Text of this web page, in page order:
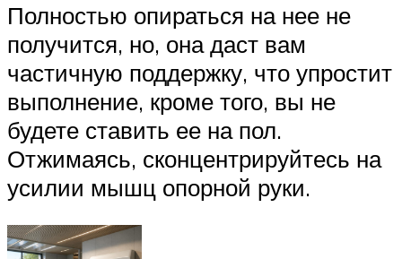
Полностью опираться на нее не
получится, но, она даст вам
частичную поддержку, что упростит
выполнение, кроме того, вы не
будете ставить ее на пол.
Отжимаясь, сконцентрируйтесь на
усилии мышц опорной руки.